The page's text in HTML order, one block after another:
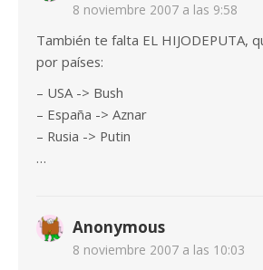
8 noviembre 2007 a las 9:58
También te falta EL HIJODEPUTA,
por países:
– USA -> Bush
– España -> Aznar
– Rusia -> Putin
…
Anonymous
8 noviembre 2007 a las 10:03